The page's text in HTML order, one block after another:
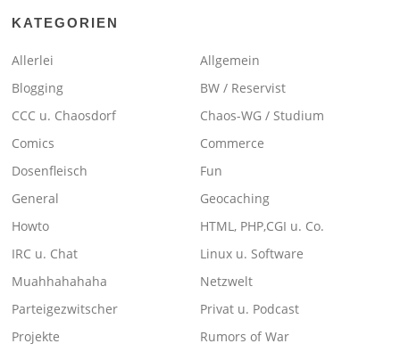
KATEGORIEN
Allerlei
Allgemein
Blogging
BW / Reservist
CCC u. Chaosdorf
Chaos-WG / Studium
Comics
Commerce
Dosenfleisch
Fun
General
Geocaching
Howto
HTML, PHP,CGI u. Co.
IRC u. Chat
Linux u. Software
Muahhahahaha
Netzwelt
Parteigezwitscher
Privat u. Podcast
Projekte
Rumors of War